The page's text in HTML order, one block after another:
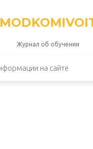
Журнал об обучении